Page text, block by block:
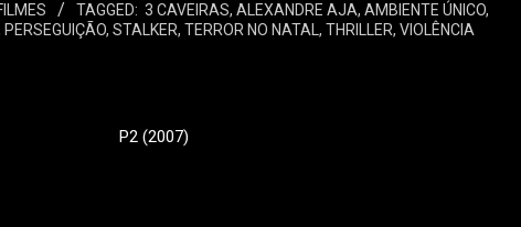
TAGGED: 3 CAVEIRAS, ALEXANDRE AJA, AMBIENTE ÚNICO,
PERSEGUIÇÃO, STALKER, TERROR NO NATAL , THRILLER, VIOLÊNCIA